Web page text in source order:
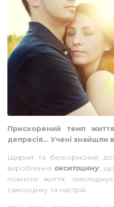
Прискорений темп
депресія… Учені знайшли
Щирий та безкорисний
виробленняокситоцину, що
повноти життя,
самооцінку та настрій.